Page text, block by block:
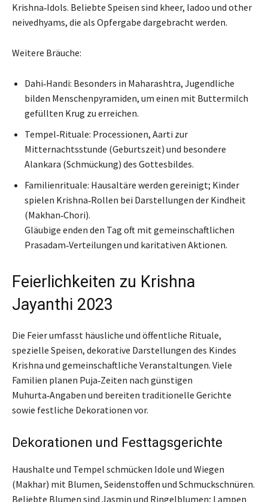
Krishna‑Idols. Beliebte Speisen sind kheer, ladoo und other
neivedhyams, die als Opfergabe dargebracht werden.
Weitere Bräuche:
Dahi‑Handi: Besonders in Maharashtra, Jugendliche
bilden Menschenpyramiden, um einen mit Buttermilch
gefüllten Krug zu erreichen.
Tempel‑Rituale: Processionen, Aarti zur
Mitternachtsstunde (Geburtszeit) und besondere
Alankara (Schmückung) des Gottesbildes.
Familienrituale: Hausaltäre werden gereinigt; Kinder
spielen Krishna‑Rollen bei Darstellungen der Kindheit
(Makhan‑Chori).
Gläubige enden den Tag oft mit gemeinschaftlichen
Prasadam‑Verteilungen und karitativen Aktionen.
Feierlichkeiten zu Krishna
Jayanthi 2023
Die Feier umfasst häusliche und öffentliche Rituale,
spezielle Speisen, dekorative Darstellungen des Kindes
Krishna und gemeinschaftliche Veranstaltungen. Viele
Familien planen Puja‑Zeiten nach günstigen
Muhurta‑Angaben und bereiten traditionelle Gerichte
sowie festliche Dekorationen vor.
Dekorationen und Festtagsgerichte
Haushalte und Tempel schmücken Idole und Wiegen
(Makhar) mit Blumen, Seidenstoffen und Schmuckschnüren.
Beliebte Blumen sind Jasmin und Ringelblumen; Lampen